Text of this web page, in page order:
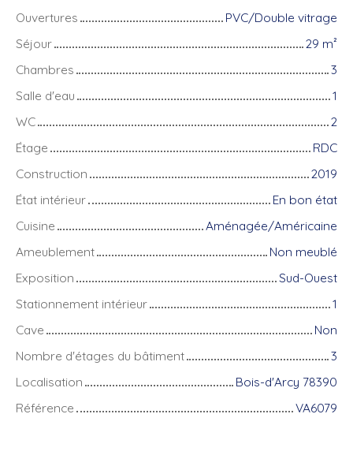
Ouvertures
PVC/Double vitrage
Séjour
29 m²
Chambres
3
Salle d'eau
1
WC
2
Étage
RDC
Construction
2019
État intérieur
En bon état
Cuisine
Aménagée/Américaine
Ameublement
Non meublé
Exposition
Sud-Ouest
Stationnement intérieur
1
Cave
Non
Nombre d'étages du bâtiment
3
Localisation
Bois-d'Arcy 78390
Référence
VA6079